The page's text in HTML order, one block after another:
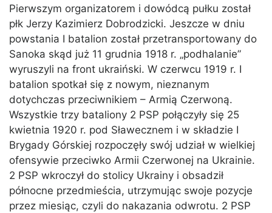
Pierwszym organizatorem i dowódcą pułku został
płk Jerzy Kazimierz Dobrodzicki. Jeszcze w dniu
powstania I batalion został przetransportowany do
Sanoka skąd już 11 grudnia 1918 r. „podhalanie”
wyruszyli na front ukraiński. W czerwcu 1919 r. I
batalion spotkał się z nowym, nieznanym
dotychczas przeciwnikiem – Armią Czerwoną.
Wszystkie trzy bataliony 2 PSP połączyły się 25
kwietnia 1920 r. pod Sławecznem i w składzie I
Brygady Górskiej rozpoczęły swój udział w wielkiej
ofensywie przeciwko Armii Czerwonej na Ukrainie.
2 PSP wkroczył do stolicy Ukrainy i obsadził
północne przedmieścia, utrzymując swoje pozycje
przez miesiąc, czyli do nakazania odwrotu. 2 PSP